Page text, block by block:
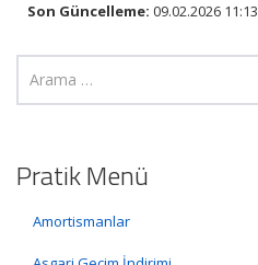
Son Güncelleme: 09.02.2026 11:13
Pratik Menü
Amortismanlar